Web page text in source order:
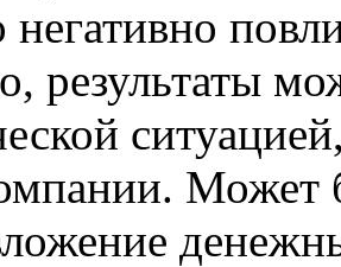
результаты
Может